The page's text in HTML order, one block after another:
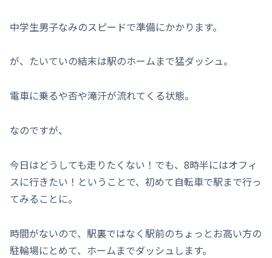
中学生男子なみのスピードで準備にかかります。
が、たいていの結末は駅のホームまで猛ダッシュ。
電車に乗るや否や滝汗が流れてくる状態。
なのですが、
今日はどうしても走りたくない！でも、8時半にはオフィ
スに行きたい！ということで、初めて自転車で駅まで行っ
てみることに。
時間がないので、駅裏ではなく駅前のちょっとお高い方の
駐輪場にとめて、ホームまでダッシュします。